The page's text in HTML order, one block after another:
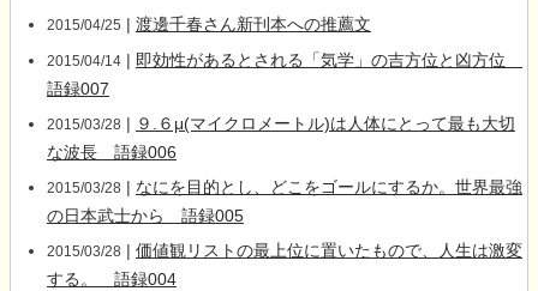
2015/04/25 | 渡邊千春さん新刊本への推薦文
2015/04/14| 即効性があるとされる「気学」の吉方位と凶方位
語録007
2015/03/28 | ９.６μ(マイクロメートル)は人体にとって最も大切
な波長 語録006
2015/03/28 | なにを目的とし、どこをゴールにするか。世界最強
の日本武士から 語録005
2015/03/28 | 価値観リストの最上位に置いたもので、人生は激変
する。 語録004